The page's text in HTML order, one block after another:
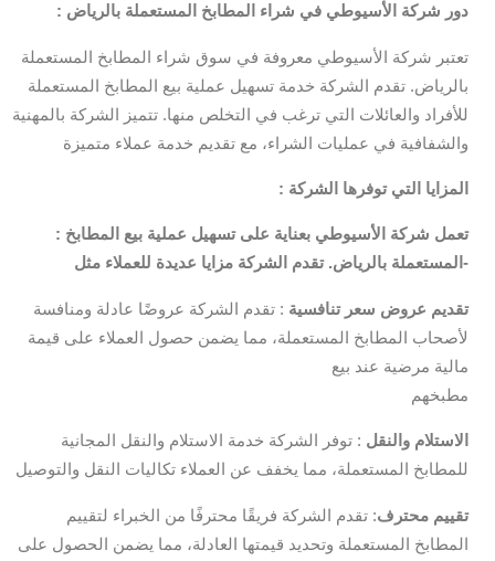
: دور شركة الأسيوطي في شراء المطابخ المستعملة بالرياض
تعتبر شركة الأسيوطي معروفة في سوق شراء المطابخ المستعملة
بالرياض. تقدم الشركة خدمة تسهيل عملية بيع المطابخ المستعملة
للأفراد والعائلات التي ترغب في التخلص منها. تتميز الشركة بالمهنية
والشفافية في عمليات الشراء، مع تقديم خدمة عملاء متميزة
: المزايا التي توفرها الشركة
: تعمل شركة الأسيوطي بعناية على تسهيل عملية بيع المطابخ
المستعملة بالرياض. تقدم الشركة مزايا عديدة للعملاء مثل-
تقديم عروض سعر تنافسية : تقدم الشركة عروضًا عادلة ومنافسة
لأصحاب المطابخ المستعملة، مما يضمن حصول العملاء على قيمة
مالية مرضية عند بيع
مطبخهم
الاستلام والنقل : توفر الشركة خدمة الاستلام والنقل المجانية
للمطابخ المستعملة، مما يخفف عن العملاء تكاليات النقل والتوصيل
تقييم محترف: تقدم الشركة فريقًا محترفًا من الخبراء لتقييم
المطابخ المستعملة وتحديد قيمتها العادلة، مما يضمن الحصول على